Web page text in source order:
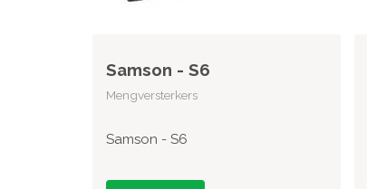
Samson - S6
Mengversterkers
Samson - S6